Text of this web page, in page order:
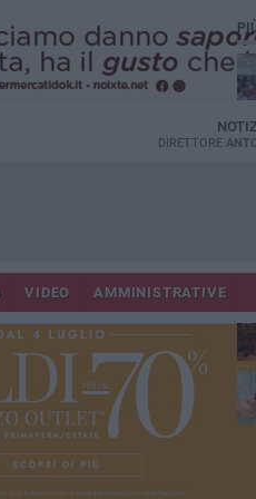
DIRETTORE
VIDEO AMMINISTRATIVE